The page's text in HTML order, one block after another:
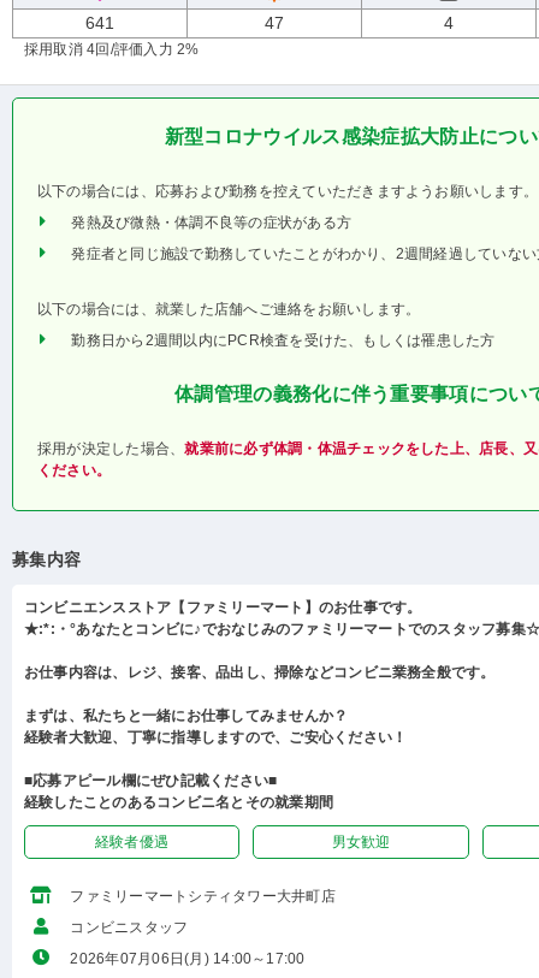
641 47 4
採用取消 4回 /評価入力 2%
新型コロナウイルス感染症拡大防止につ
以下の場合には、応募および勤務を控えていただきますようお願いします。
発熱及び微熱・体調不良等の症状がある方
発症者と同じ施設で勤務していたことがわかり、2週間経過していな
以下の場合には、就業した店舗へご連絡をお願いします。
勤務日から2週間以内にPCR検査を受けた、もしくは罹患した方
体調管理の義務化に伴う重要事項につい
採用が決定した場合、就業前に必ず体調・体温チェックをした上、店長、
ください。
募集内容
コンビニエンスストア【ファミリーマート】のお仕事です。
★:*:・°あなたとコンビに♪でおなじみのファミリーマートでのスタッフ募集
お仕事内容は、レジ、接客、品出し、掃除などコンビニ業務全般です。
まずは、私たちと一緒にお仕事してみませんか？
経験者大歓迎、丁寧に指導しますので、ご安心ください！
■応募アピール欄にぜひ記載ください■
経験したことのあるコンビニ名とその就業期間
経験者優遇 男女歓迎
ファミリーマートシティタワー大井町店
コンビニスタッフ
2026年07月06日(月) 14:00～17:00